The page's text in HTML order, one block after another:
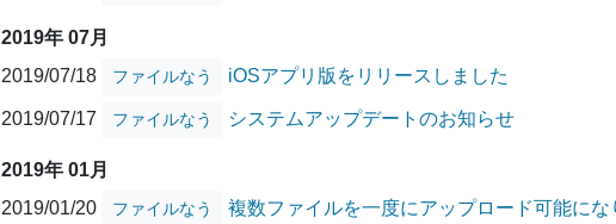
2019年 07月
2019/07/18
ファイルなう iOSアプリ版をリリースしました
2019/07/17 ファイルなう システムアップデートのお知らせ
2019年 01月
2019/01/20
ファイルなう 複数ファイルを一度にアップロード可能にな